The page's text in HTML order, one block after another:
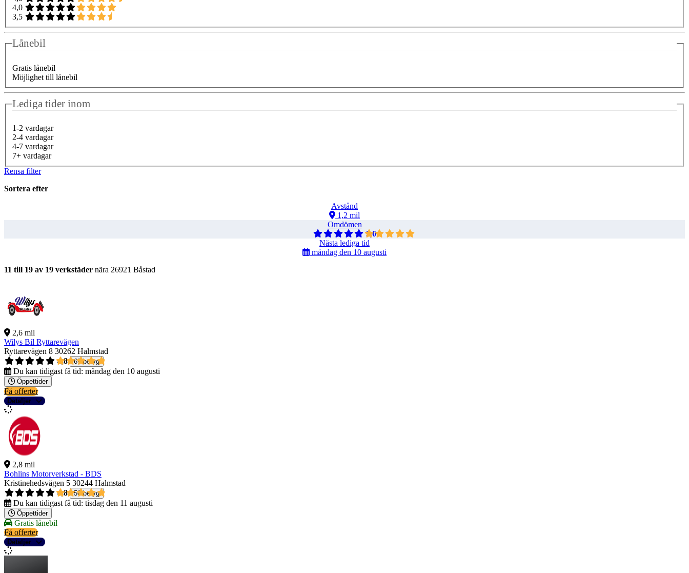
4,0
3,5
Lånebil
Gratis lånebil
Möjlighet till lånebil
Lediga tider inom
1-2 vardagar
2-4 vardagar
4-7 vardagar
7+ vardagar
Rensa filter
Sortera efter
Avstånd
1,2 mil
Omdömen
5,0
Nästa lediga tid
måndag den 10 augusti
11 till 19 av 19 verkstäder nära 26921 Båstad
2,6 mil
Wilys Bil Ryttarevägen
Ryttarevägen 8 30262 Halmstad
4,8
69 betyg
Du kan tidigast få tid: måndag den 10 augusti
Öppettider
Få offerter
Detaljer
2,8 mil
Bohlins Motorverkstad - BDS
Kristinehedsvägen 5 30244 Halmstad
4,8
56 betyg
Du kan tidigast få tid: tisdag den 11 augusti
Öppettider
Gratis lånebil
Få offerter
Detaljer